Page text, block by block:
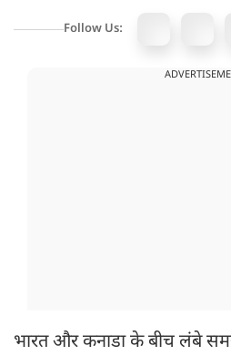
Follow Us:
भारत और कनाडा के बीच लंबे